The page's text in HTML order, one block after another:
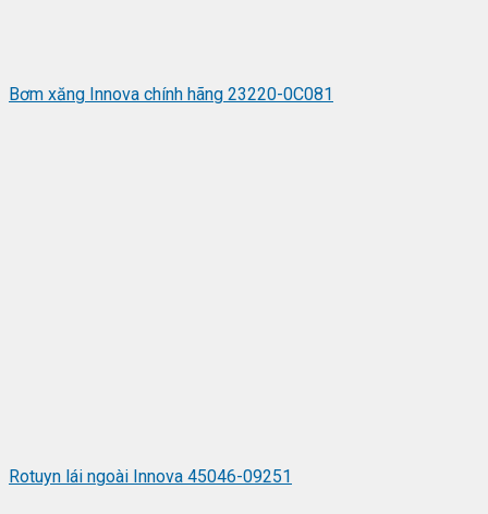
Bơm xăng Innova chính hãng 23220-0C081
Rotuyn lái ngoài Innova 45046-09251